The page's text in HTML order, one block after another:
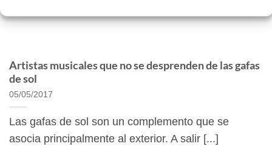
Artistas musicales que no se desprenden de las gafas
de sol
05/05/2017
Las gafas de sol son un complemento que se
asocia principalmente al exterior. A salir [...]